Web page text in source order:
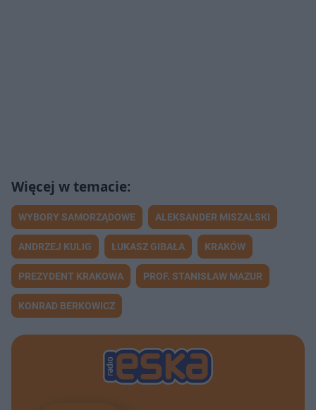
WYBORY SAMORZĄDOWE ALEKSANDER MISZALSKI
ANDRZEJ KULIG ŁUKASZ GIBAŁA KRAKÓW
PREZYDENT KRAKOWA PROF. STANISŁAW MAZUR
KONRAD BERKOWICZ